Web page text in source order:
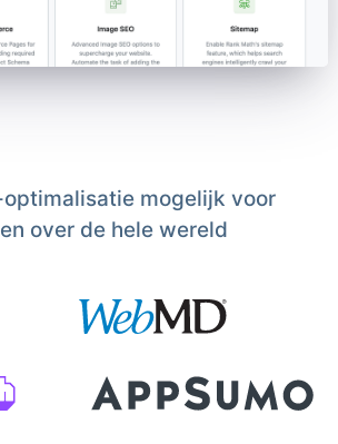
optimalisatie mogelijk voor
over de hele wereld